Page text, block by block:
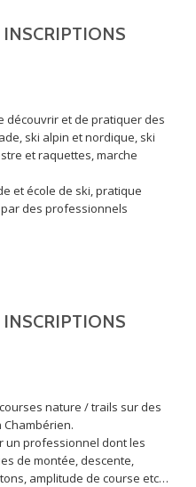
découvrir et de pratiquer des
ski alpin et nordique, ski
et raquettes, marche
et école de ski, pratique
des professionnels
nature / trails sur des
un professionnel dont les
de montée, descente,
amplitude de course etc…